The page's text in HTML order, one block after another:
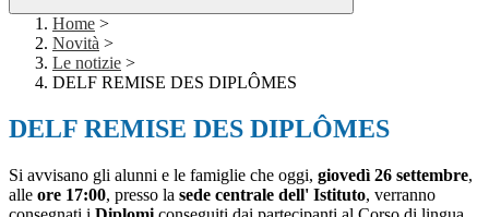
Home >
Novità >
Le notizie >
DELF REMISE DES DIPLÔMES
DELF REMISE DES DIPLÔMES
Si avvisano gli alunni e le famiglie che oggi, giovedì 26 settembre,
alle ore 17:00, presso la sede centrale dell' Istituto, verranno